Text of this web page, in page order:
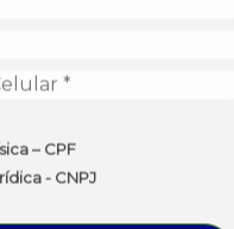
– CPF
- CNPJ
ofertas!